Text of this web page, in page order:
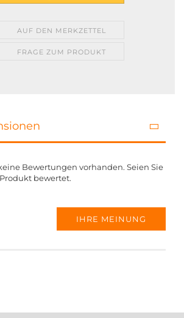
AUF DEN MERKZETTEL
FRAGE ZUM PRODUKT
Bewertungen vorhanden. Seien Sie
bewertet.
IHRE MEINUNG